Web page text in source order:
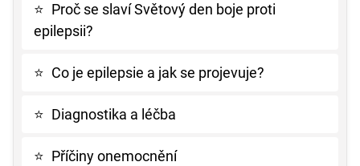
⭐ Proč se slaví Světový den boje proti
epilepsii?
⭐ Co je epilepsie a jak se projevuje?
⭐ Diagnostika a léčba
⭐ Příčiny onemocnění